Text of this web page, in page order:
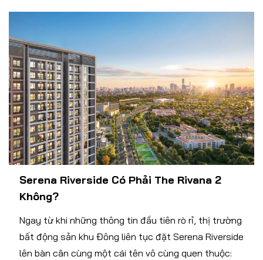
Serena Riverside Có Phải The Rivana 2
Không?
Ngay từ khi những thông tin đầu tiên rò rỉ, thị trường
bất động sản khu Đông liên tục đặt Serena Riverside
lên bàn cân cùng một cái tên vô cùng quen thuộc: